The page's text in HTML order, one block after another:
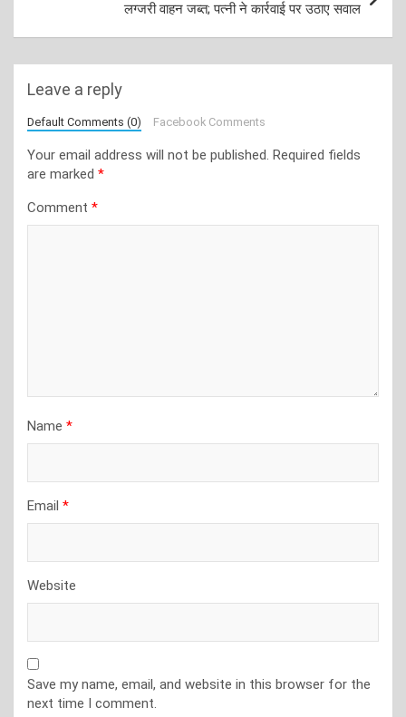
लग्जरी वाहन जब्त; पत्नी ने कार्रवाई पर उठाए सवाल
Leave a reply
Default Comments (0) Facebook Comments
Your email address will not be published. Required fields
are marked *
Comment *
Name *
Email *
Website
Save my name, email, and website in this browser for the
next time I comment.